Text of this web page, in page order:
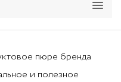
пюре бренда
и полезное